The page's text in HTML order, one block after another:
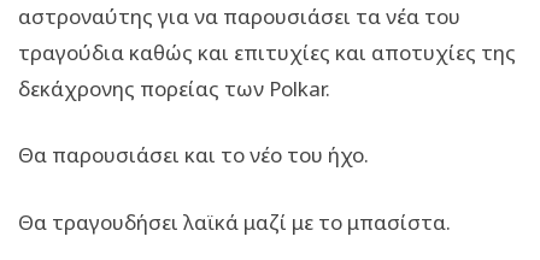
αστροναύτης για να παρουσιάσει τα νέα του
τραγούδια καθώς και επιτυχίες και αποτυχίες της
δεκάχρονης πορείας των Polkar.
Θα παρουσιάσει και το νέο του ήχο.
Θα τραγουδήσει λαϊκά μαζί με το μπασίστα.